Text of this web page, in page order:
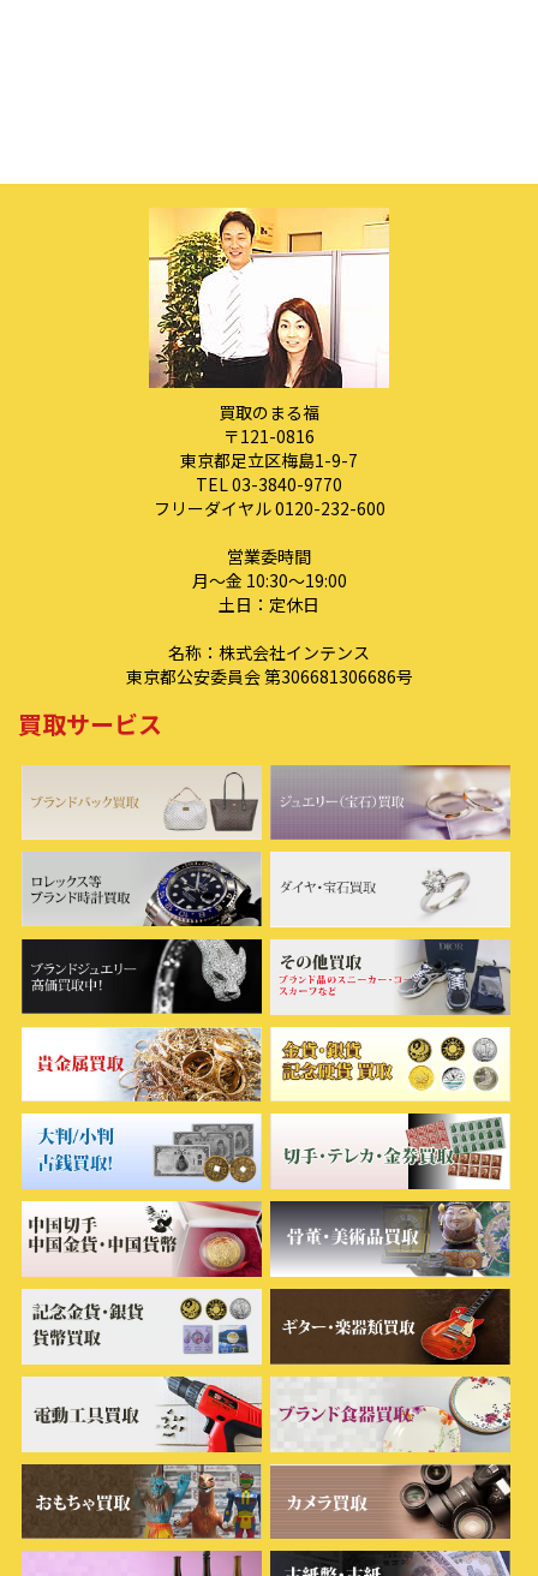
買取のまる福
〒121-0816
東京都足立区梅島1-9-7
TEL 03-3840-9770
フリーダイヤル 0120-232-600
営業委時間
月～金 10:30～19:00
土日：定休日
名称：株式会社インテンス
東京都公安委員会 第306681306686号
買取サービス